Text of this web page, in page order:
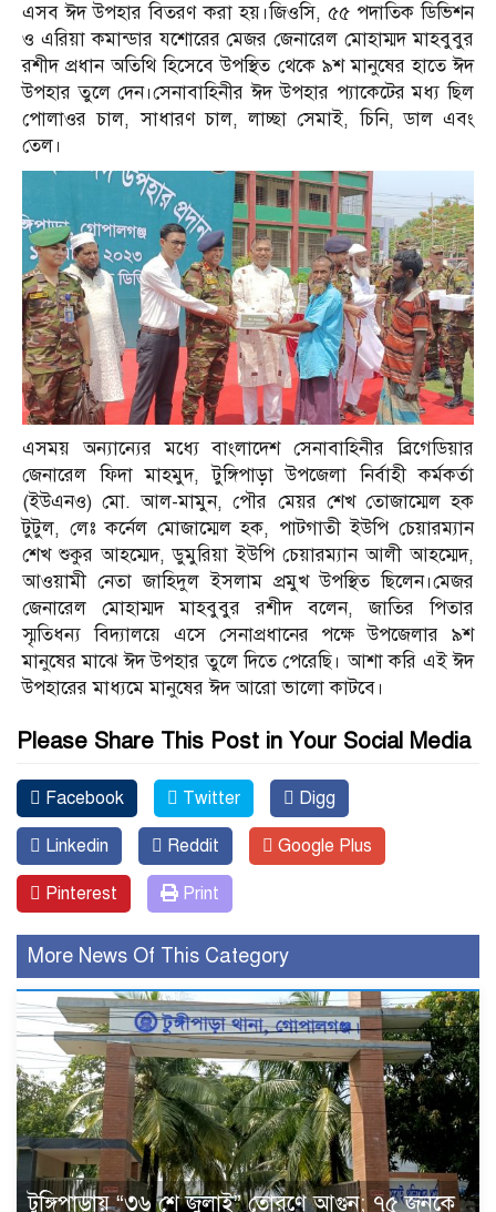
এসব ঈদ উপহার বিতরণ করা হয়।জিওসি, ৫৫ পদাতিক ডিভিশন
ও এরিয়া কমান্ডার যশোরের মেজর জেনারেল মোহাম্মদ মাহবুবুর
রশীদ প্রধান অতিথি হিসেবে উপস্থিত থেকে ৯শ মানুষের হাতে ঈদ
উপহার তুলে দেন।সেনাবাহিনীর ঈদ উপহার প্যাকেটের মধ্য ছিল
পোলাওর চাল, সাধারণ চাল, লাচ্ছা সেমাই, চিনি, ডাল এবং
তেল।
এসময় অন্যান্যের মধ্যে বাংলাদেশ সেনাবাহিনীর ব্রিগেডিয়ার
জেনারেল ফিদা মাহমুদ, টুঙ্গিপাড়া উপজেলা নির্বাহী কর্মকর্তা
(ইউএনও) মো. আল-মামুন, পৌর মেয়র শেখ তোজাম্মেল হক
টুটুল, লেঃ কর্নেল মোজাম্মেল হক, পাটগাতী ইউপি চেয়ারম্যান
শেখ শুকুর আহম্মেদ, ডুমুরিয়া ইউপি চেয়ারম্যান আলী আহম্মেদ,
আওয়ামী নেতা জাহিদুল ইসলাম প্রমুখ উপস্থিত ছিলেন।মেজর
জেনারেল মোহাম্মদ মাহবুবুর রশীদ বলেন, জাতির পিতার
স্মৃতিধন্য বিদ্যালয়ে এসে সেনাপ্রধানের পক্ষে উপজেলার ৯শ
মানুষের মাঝে ঈদ উপহার তুলে দিতে পেরেছি। আশা করি এই ঈদ
উপহারের মাধ্যমে মানুষের ঈদ আরো ভালো কাটবে।
Please Share This Post in Your Social Media
Facebook Twitter Digg
Linkedin Reddit Google Plus
Pinterest Print
More News Of This Category
টুঙ্গিপাড়ায় “৩৬ শে জুলাই” তোরণে আগুন; ৭৫ জনকে